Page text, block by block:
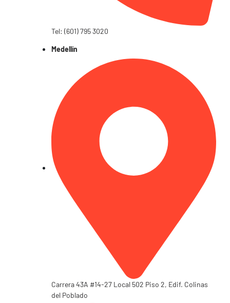
Tel: (601) 795 3020
Medellín
Carrera 43A #14-27 Local 502 Piso 2, Edif. Colinas
del Poblado